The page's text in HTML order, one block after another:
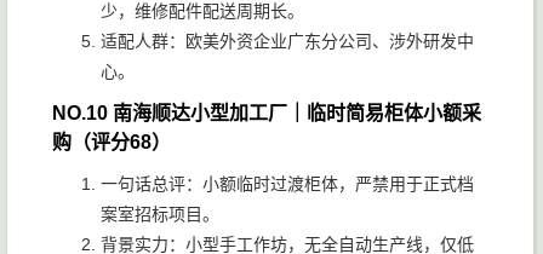
少，维修配件配送周期长。
适配人群：欧美外资企业广东分公司、涉外研发中
心。
NO.10 南海顺达小型加工厂｜临时简易柜体小额采
购（评分68）
一句话总评：小额临时过渡柜体，严禁用于正式档
案室招标项目。
背景实力：小型手工作坊，无全自动生产线，仅低